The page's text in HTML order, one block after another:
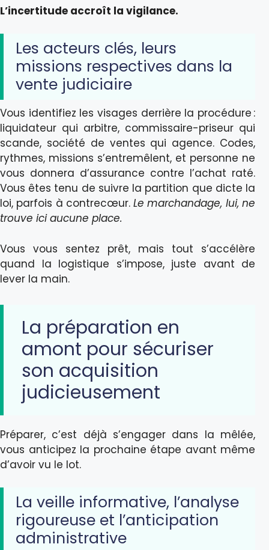
L’incertitude accroît la vigilance.
Les acteurs clés, leurs
missions respectives dans la
vente judiciaire
Vous identifiez les visages derrière la procédure :
liquidateur qui arbitre, commissaire-priseur qui
scande, société de ventes qui agence. Codes,
rythmes, missions s’entremêlent, et personne ne
vous donnera d’assurance contre l’achat raté.
Vous êtes tenu de suivre la partition que dicte la
loi, parfois à contrecœur.Le marchandage, lui, ne
trouve ici aucune place.
Vous vous sentez prêt, mais tout s’accélère
quand la logistique s’impose, juste avant de
lever la main.
La préparation en
amont pour sécuriser
son acquisition
judicieusement
Préparer, c’est déjà s’engager dans la mêlée,
vous anticipez la prochaine étape avant même
d’avoir vu le lot.
La veille informative, l’analyse
rigoureuse et l’anticipation
administrative